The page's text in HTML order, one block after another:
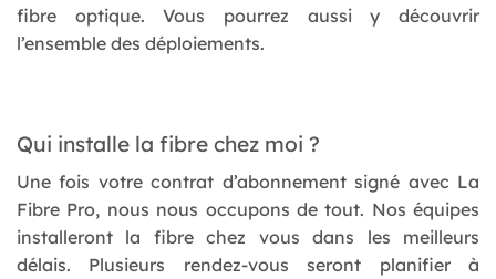
fibre optique. Vous pourrez aussi y découvrir
l’ensemble des déploiements.
Qui installe la fibre chez moi ?
Une fois votre contrat d’abonnement signé avec La
Fibre Pro, nous nous occupons de tout. Nos équipes
installeront la fibre chez vous dans les meilleurs
délais. Plusieurs rendez-vous seront planifier à